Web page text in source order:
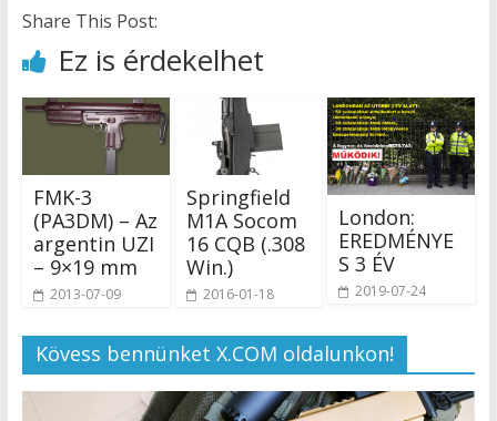
Share This Post:
Ez is érdekelhet
FMK-3
(PA3DM) – Az
argentin UZI
– 9×19 mm
2013-07-09
Springfield
M1A Socom
16 CQB (.308
Win.)
2016-01-18
London:
EREDMÉNYE
S 3 ÉV
2019-07-24
Kövess bennünket X.COM oldalunkon!